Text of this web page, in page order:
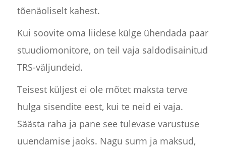
tõenäoliselt kahest.
Kui soovite oma liidese külge ühendada paar
stuudiomonitore, on teil vaja saldodisainitud
TRS-väljundeid.
Teisest küljest ei ole mõtet maksta terve
hulga sisendite eest, kui te neid ei vaja.
Säästa raha ja pane see tulevase varustuse
uuendamise jaoks. Nagu surm ja maksud,